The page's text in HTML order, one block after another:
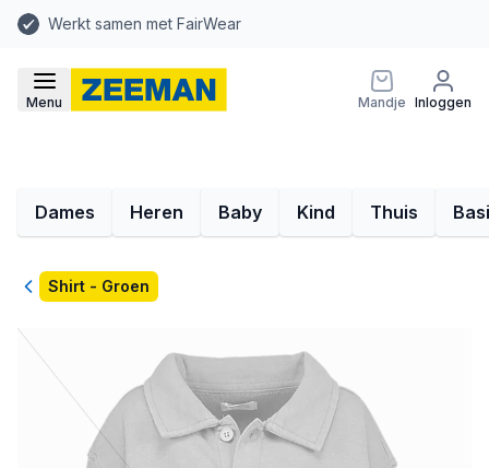
Werkt samen met FairWear
Menu Mandje Inloggen
Dames Heren Baby Kind Thuis
TerugShirt - Groen